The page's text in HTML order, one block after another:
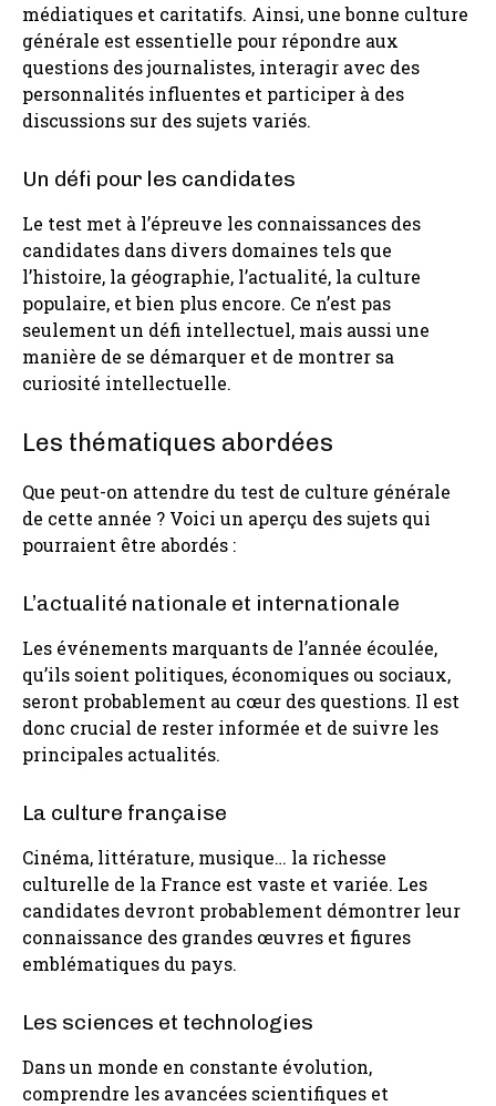
médiatiques et caritatifs. Ainsi, une bonne culture
générale est essentielle pour répondre aux
questions des journalistes, interagir avec des
personnalités influentes et participer à des
discussions sur des sujets variés.
Un défi pour les candidates
Le test met à l’épreuve les connaissances des
candidates dans divers domaines tels que
l’histoire, la géographie, l’actualité, la culture
populaire, et bien plus encore. Ce n’est pas
seulement un défi intellectuel, mais aussi une
manière de se démarquer et de montrer sa
curiosité intellectuelle.
Les thématiques abordées
Que peut-on attendre du test de culture générale
de cette année ? Voici un aperçu des sujets qui
pourraient être abordés :
L’actualité nationale et internationale
Les événements marquants de l’année écoulée,
qu’ils soient politiques, économiques ou sociaux,
seront probablement au cœur des questions. Il est
donc crucial de rester informée et de suivre les
principales actualités.
La culture française
Cinéma, littérature, musique… la richesse
culturelle de la France est vaste et variée. Les
candidates devront probablement démontrer leur
connaissance des grandes œuvres et figures
emblématiques du pays.
Les sciences et technologies
Dans un monde en constante évolution,
comprendre les avancées scientifiques et